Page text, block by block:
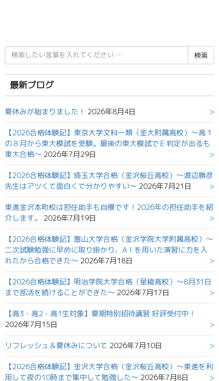
検
索
結
果:
最新ブログ
夏休みが始まりました！ 2026年8月4日
【2026合格体験記】東京大学文科一類（金大附属高校）～高１
の８月から東大模試を受験。最後の東大模試でＥ判定が出るも
東大合格～ 2026年7月29日
【2026合格体験記】埼玉大学合格（金沢桜丘高校）～渡辺勝彦
先生はアツくて面白くて分かりやすい～ 2026年7月21日
東進金沢本町校は担任助手も自慢です！2026年の担任助手を紹
介します。
2026年7月19日
【2026合格体験記】富山大学合格（金沢学院大学附属高校）～
二次試験勉強に早めに取り掛かり、AＩを用いた演習に力を入
れたから合格できた～ 2026年7月18日
【2026合格体験記】明治学院大学合格（星稜高校）～8月31日
まで部活を続けることができた～ 2026年7月17日
【高3・高2・高1生対象】夏期特別招待講習 好評受付中！
2026年7月15日
リフレッシュ＆夏休みについて 2026年7月10日
【2026合格体験記】金沢大学合格（金沢桜丘高校）～東進を利
用して夜の10時まで集中して勉強した～ 2026年7月8日